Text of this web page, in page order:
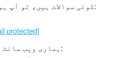
کوئی سوالات ہیں، تو آپ ہم سے رابطہ کر سکتے ہیں:
protected]
ہماری ویب سائٹ پر اس صفحہ پر جا کر: